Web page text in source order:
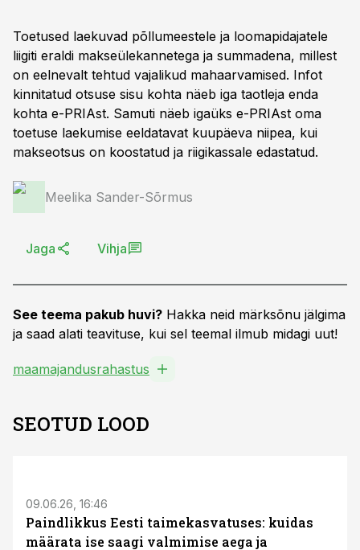
Toetused laekuvad põllumeestele ja loomapidajatele
liigiti eraldi makseülekannetega ja summadena, millest
on eelnevalt tehtud vajalikud mahaarvamised. Infot
kinnitatud otsuse sisu kohta näeb iga taotleja enda
kohta e-PRIAst. Samuti näeb igaüks e-PRIAst oma
toetuse laekumise eeldatavat kuupäeva niipea, kui
makseotsus on koostatud ja riigikassale edastatud.
Meelika Sander-Sõrmus
Jaga Vihja
See teema pakub huvi? Hakka neid märksõnu jälgima
ja saad alati teavituse, kui sel teemal ilmub midagi uut!
maamajandusrahastus
SEOTUD LOOD
09.06.26, 16:46
Paindlikkus Eesti taimekasvatuses: kuidas
määrata ise saagi valmimise aega ja